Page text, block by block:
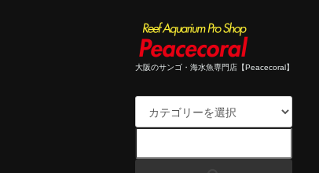
大阪のサンゴ・海水魚専門店【Peacecoral】